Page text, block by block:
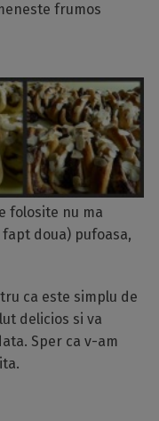
frumos
folosite nu ma
doua) pufoasa,
ca este simplu de
delicios si va
Sper ca v-am